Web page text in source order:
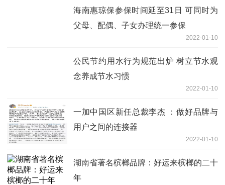
海南惠琼保参保时间延至31日 可同时为
父母、配偶、子女办理统一参保
2022-01-10
公民节约用水行为规范出炉 树立节水观
念养成节水习惯
2022-01-10
一加中国区新任总裁李杰 ：做好品牌与
用户之间的连接器
2022-01-10
湖南省著名槟榔品牌：好运来槟榔的二十
年